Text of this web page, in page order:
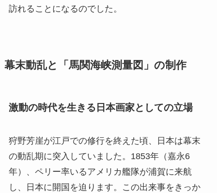
訪れることになるのでした。
幕末動乱と「馬関海峡測量図」の制作
激動の時代を生きる日本画家としての立場
狩野芳崖が江戸での修行を終えた頃、日本は幕末
の動乱期に突入していました。1853年（嘉永6
年）、ペリー率いるアメリカ艦隊が浦賀に来航
し、日本に開国を迫ります。この出来事をきっか